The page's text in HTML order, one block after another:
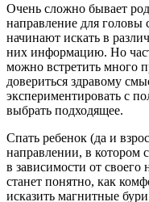
Очень сложно бывает
направление для головы
начинают искать в
них информацию. Но
можно встретить много
довериться здравому
экспериментировать с
выбрать подходящее.
Спать ребенок (да и
направлении, в котором
в зависимости от своего
станет понятно, как
исказить магнитные